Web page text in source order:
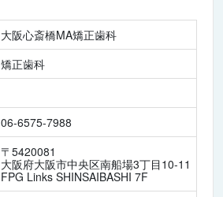
大阪心斎橋MA矯正歯科
矯正歯科
06-6575-7988
〒5420081
大阪府大阪市中央区南船場3丁目10-11
FPG Links SHINSAIBASHI 7F